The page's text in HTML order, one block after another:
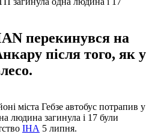
перекинувся на
після того, як у
міста Гебзе автобус потрапив у
людина загинула і 17 були
IHA 5 липня.